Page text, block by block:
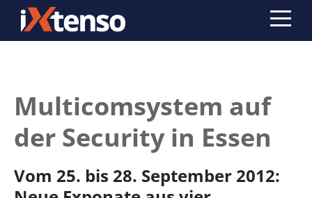
Multicomsystem auf
der Security in Essen
Vom 25. bis 28. September 2012: